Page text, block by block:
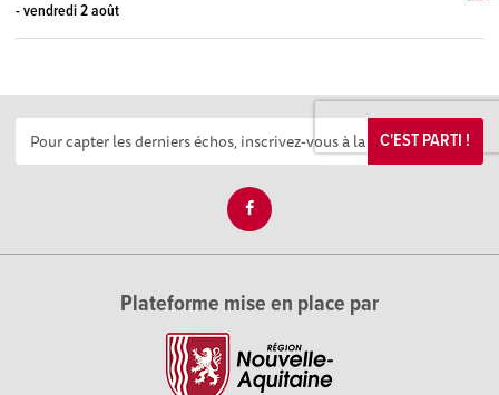
- vendredi 2 août
C'EST PARTI !
Plateforme mise en place par